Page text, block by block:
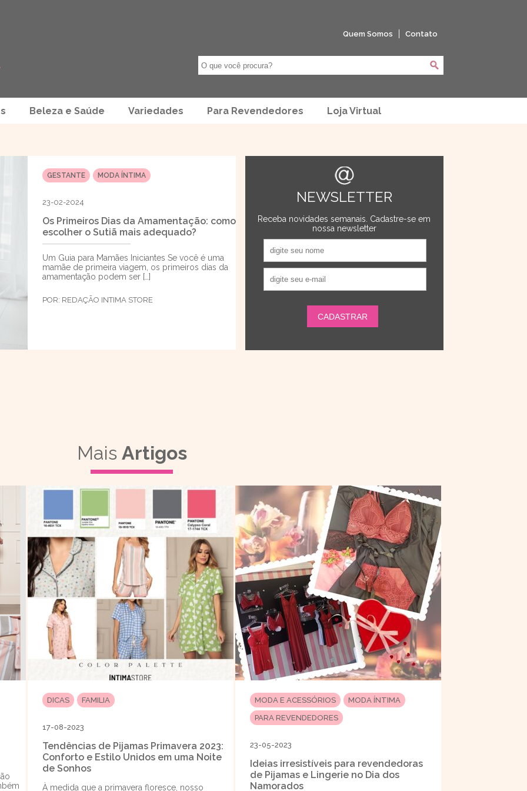
Quem Somos Contato
Beleza e Saúde Variedades Para Revendedores Loja Virtual
GESTANTE MODA ÍNTIMA
23-02-2024
Os Primeiros Dias da Amamentação: como
escolher o Sutiã mais adequado?
Um Guia para Mamães Iniciantes Se você é uma
mamãe de primeira viagem, os primeiros dias da
amamentação podem ser […]
POR: REDAÇÃO INTIMA STORE
NEWSLETTER
Receba novidades semanais. Cadastre-se em
nossa newsletter
Mais Artigos
DICAS FAMILIA
17-08-2023
Tendências de Pijamas Primavera 2023:
Conforto e Estilo Unidos em uma Noite
de Sonhos
À medida que a primavera floresce, nosso
MODA E ACESSÓRIOS
MODA ÍNTIMA
PARA REVENDEDORES
23-05-2023
Ideias irresistíveis para revendedoras
de Pijamas e Lingerie no Dia dos
Namorados